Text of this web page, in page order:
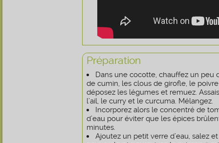
Préparation
Dans une cocotte, chauffez un peu
de cumin, les clous de girofle, le
déposez les légumes et remuez.
l’ail, le curry et le curcuma. Mélangez.
Incorporez alors le concentré de
d’eau pour éviter que les épices
minutes.
Ajoutez un petit verre d’eau, salez